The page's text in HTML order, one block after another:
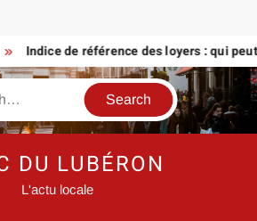
Indice de référence des loyers : qui
DU LUBÉRON
L'actu locale